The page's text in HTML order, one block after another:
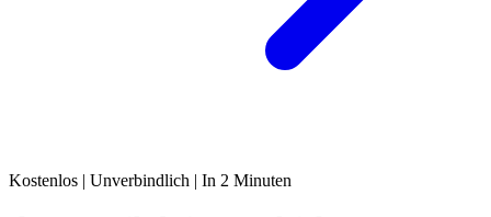
Kostenlos | Unverbindlich | In 2 Minuten